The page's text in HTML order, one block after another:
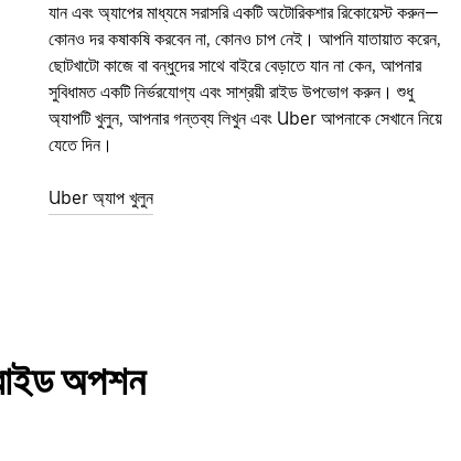
যান এবং অ্যাপের মাধ্যমে সরাসরি একটি অটোরিকশার রিকোয়েস্ট করুন—
কোনও দর কষাকষি করবেন না, কোনও চাপ নেই। আপনি যাতায়াত করেন,
ছোটখাটো কাজে বা বন্ধুদের সাথে বাইরে বেড়াতে যান না কেন, আপনার
সুবিধামত একটি নির্ভরযোগ্য এবং সাশ্রয়ী রাইড উপভোগ করুন। শুধু
অ্যাপটি খুলুন, আপনার গন্তব্য লিখুন এবং Uber আপনাকে সেখানে নিয়ে
যেতে দিন।
Uber অ্যাপ খুলুন
অপশন